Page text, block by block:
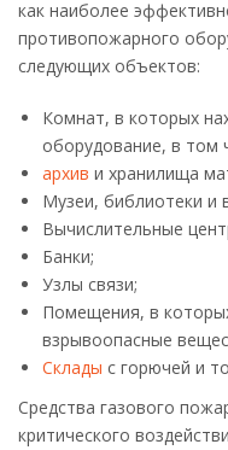
как наиболее
противопожарного
следующих объектов:
Комнат, в которых
оборудование, в том
архив и хранилища
Музеи, библиотеки и
Вычислительные
Банки;
Узлы связи;
Помещения, в
взрывоопасные
Склады с горючей и
Средства газового
критического